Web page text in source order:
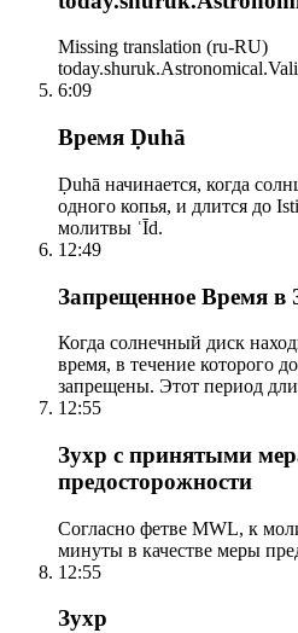
Missing translation (ru-RU)
6:09
Время Ḍuhā
Ḍuhā начинается, когда
одного копья, и длится до
молитвы ʿĪd.
12:49
Запрещенное Время в
Когда солнечный диск
время, в течение которого
запрещены. Этот период
12:55
Зухр с принятыми
предосторожности
Согласно фетве MWL, к
минуты в качестве меры
12:55
Зухр